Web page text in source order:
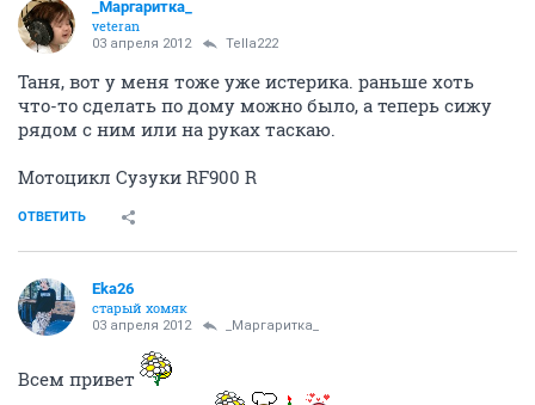
_Маргаритка_
veteran
03 апреля 2012 Tella222
Таня, вот у меня тоже уже истерика. раньше хоть
что-то сделать по дому можно было, а теперь сижу
рядом с ним или на руках таскаю.
Мотоцикл Сузуки RF900 R
ОТВЕТИТЬ
Eka26
старый хомяк
03 апреля 2012 _Маргаритка_
Всем привет